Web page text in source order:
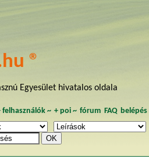
®
Egyesület hivatalos oldala
felhasználók~ + poi~ fórum FAQ belépés